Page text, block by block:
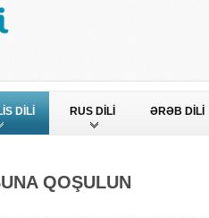
DİLİ RUS DİLİ ƏRƏB DİLİ
QOŞULUN